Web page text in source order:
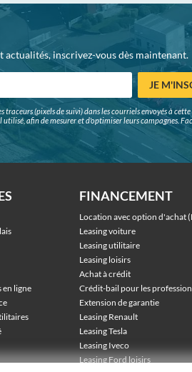
inscrivez-vous dès maintenant.
JE
(pixels de suivi) dans les courriels envoyés à cette
afin de mesurer et d'optimiser leurs campagnes.
en ligne
FINANCEMENT
Location avec option d'achat
Leasing voiture
Leasing utilitaire
Leasing loisirs
Achat à crédit
Crédit-bail pour les
Extension de garantie
Leasing Renault
Leasing Tesla
Leasing Iveco
Leasing Ford loisirs